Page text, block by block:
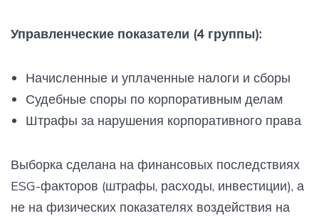
Управленческие показатели (4 группы):
Начисленные и уплаченные налоги и сборы
Судебные споры по корпоративным делам
Штрафы за нарушения корпоративного права
Выборка сделана на финансовых последствиях
ESG-факторов (штрафы, расходы, инвестиции), а
не на физических показателях воздействия на